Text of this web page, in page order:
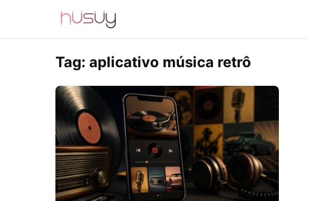
Tag: aplicativo música retrô